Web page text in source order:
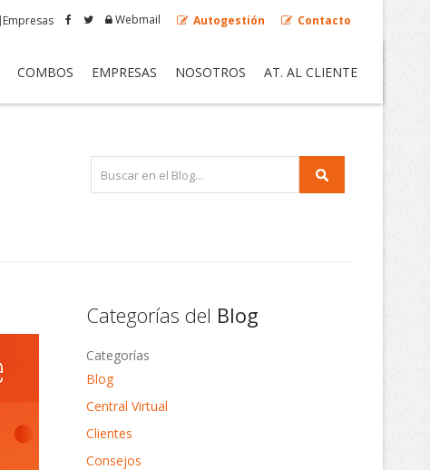
Empresas Webmail Autogestión Contacto
COMBOS EMPRESAS NOSOTROS AT. AL CLIENTE
Categorías del Blog
Categorías
Blog
Central Virtual
Clientes
Consejos